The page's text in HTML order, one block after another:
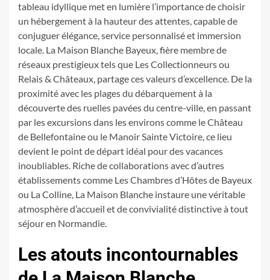
tableau idyllique met en lumière l’importance de choisir
un hébergement à la hauteur des attentes, capable de
conjuguer élégance, service personnalisé et immersion
locale. La Maison Blanche Bayeux, fière membre de
réseaux prestigieux tels que Les Collectionneurs ou
Relais & Châteaux, partage ces valeurs d’excellence. De la
proximité avec les plages du débarquement à la
découverte des ruelles pavées du centre-ville, en passant
par les excursions dans les environs comme le Château
de Bellefontaine ou le Manoir Sainte Victoire, ce lieu
devient le point de départ idéal pour des vacances
inoubliables. Riche de collaborations avec d’autres
établissements comme Les Chambres d’Hôtes de Bayeux
ou La Colline, La Maison Blanche instaure une véritable
atmosphère d’accueil et de convivialité distinctive à tout
séjour en Normandie.
Les atouts incontournables